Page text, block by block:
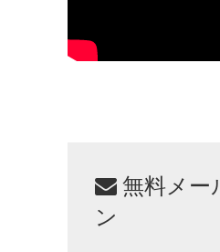
無料メー
ン